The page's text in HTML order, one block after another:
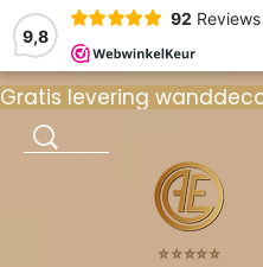
9,8
92 Reviews
Gratis levering
⭐️⭐️⭐️⭐️⭐️